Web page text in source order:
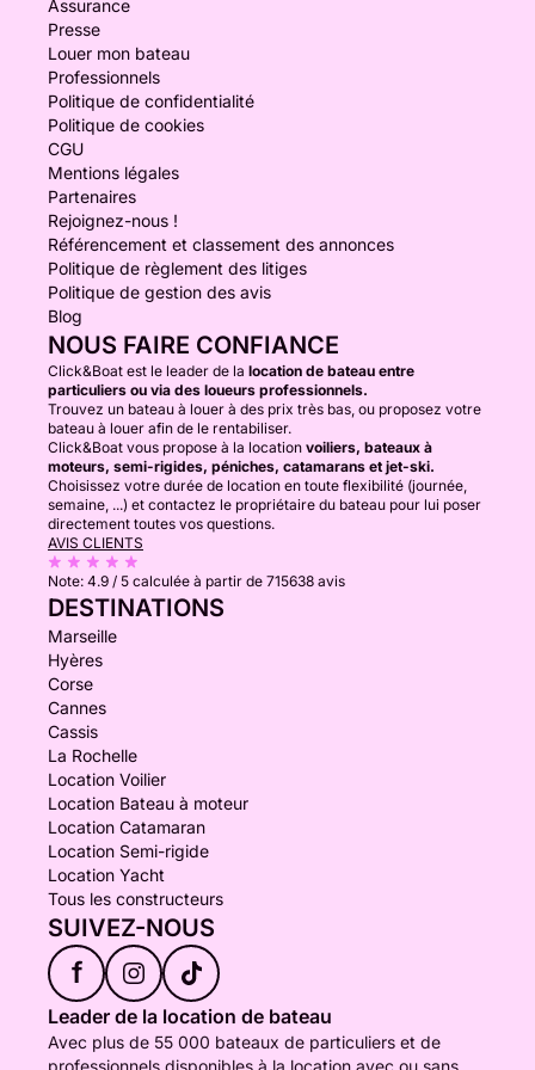
Assurance
Presse
Louer mon bateau
Professionnels
Politique de confidentialité
Politique de cookies
CGU
Mentions légales
Partenaires
Rejoignez-nous !
Référencement et classement des annonces
Politique de règlement des litiges
Politique de gestion des avis
Blog
NOUS FAIRE CONFIANCE
Click&Boat est le leader de la location de bateau entre
particuliers ou via des loueurs professionnels.
Trouvez un bateau à louer à des prix très bas, ou proposez votre
bateau à louer afin de le rentabiliser.
Click&Boat vous propose à la location voiliers, bateaux à
moteurs, semi-rigides, péniches, catamarans et jet-ski.
Choisissez votre durée de location en toute flexibilité (journée,
semaine, ...) et contactez le propriétaire du bateau pour lui poser
directement toutes vos questions.
AVIS CLIENTS
Note: 4.9 / 5 calculée à partir de 715638 avis
DESTINATIONS
Marseille
Hyères
Corse
Cannes
Cassis
La Rochelle
Location Voilier
Location Bateau à moteur
Location Catamaran
Location Semi-rigide
Location Yacht
Tous les constructeurs
SUIVEZ-NOUS
f
Leader de la location de bateau
Avec plus de 55 000 bateaux de particuliers et de
professionnels disponibles à la location avec ou sans